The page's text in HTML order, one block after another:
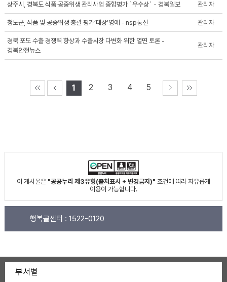
상주시, 경북도 식품·공중위생 관리사업 종합평가 `우수상` - 경북일보 관리자
청도군, 식품 및 공중위생 총괄 평가‘대상’영예 - nsp통신 관리자
경북 포도 수출 경쟁력 향상과 수출시장 다변화 위한 열띤 토론 -
경북안전뉴스
관리자
1 2 3 4 5
이 게시물은 "공공누리 제3유형(출처표시 + 변경금지)" 조건에 따라 자유롭게
이용이 가능합니다.
행복콜센터 : 1522-0120
부서별